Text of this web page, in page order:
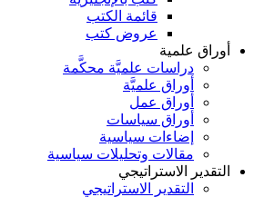
قائمة الكتب
عروض كتب
أوراق علمية
دراسات علميَّة محكَّمة
أوراق علميَّة
أوراق عمل
أوراق سياسات
إضاءات سياسية
مقالات وتحليلات سياسية
التقدير الاستراتيجي
التقدير الاستراتيجي